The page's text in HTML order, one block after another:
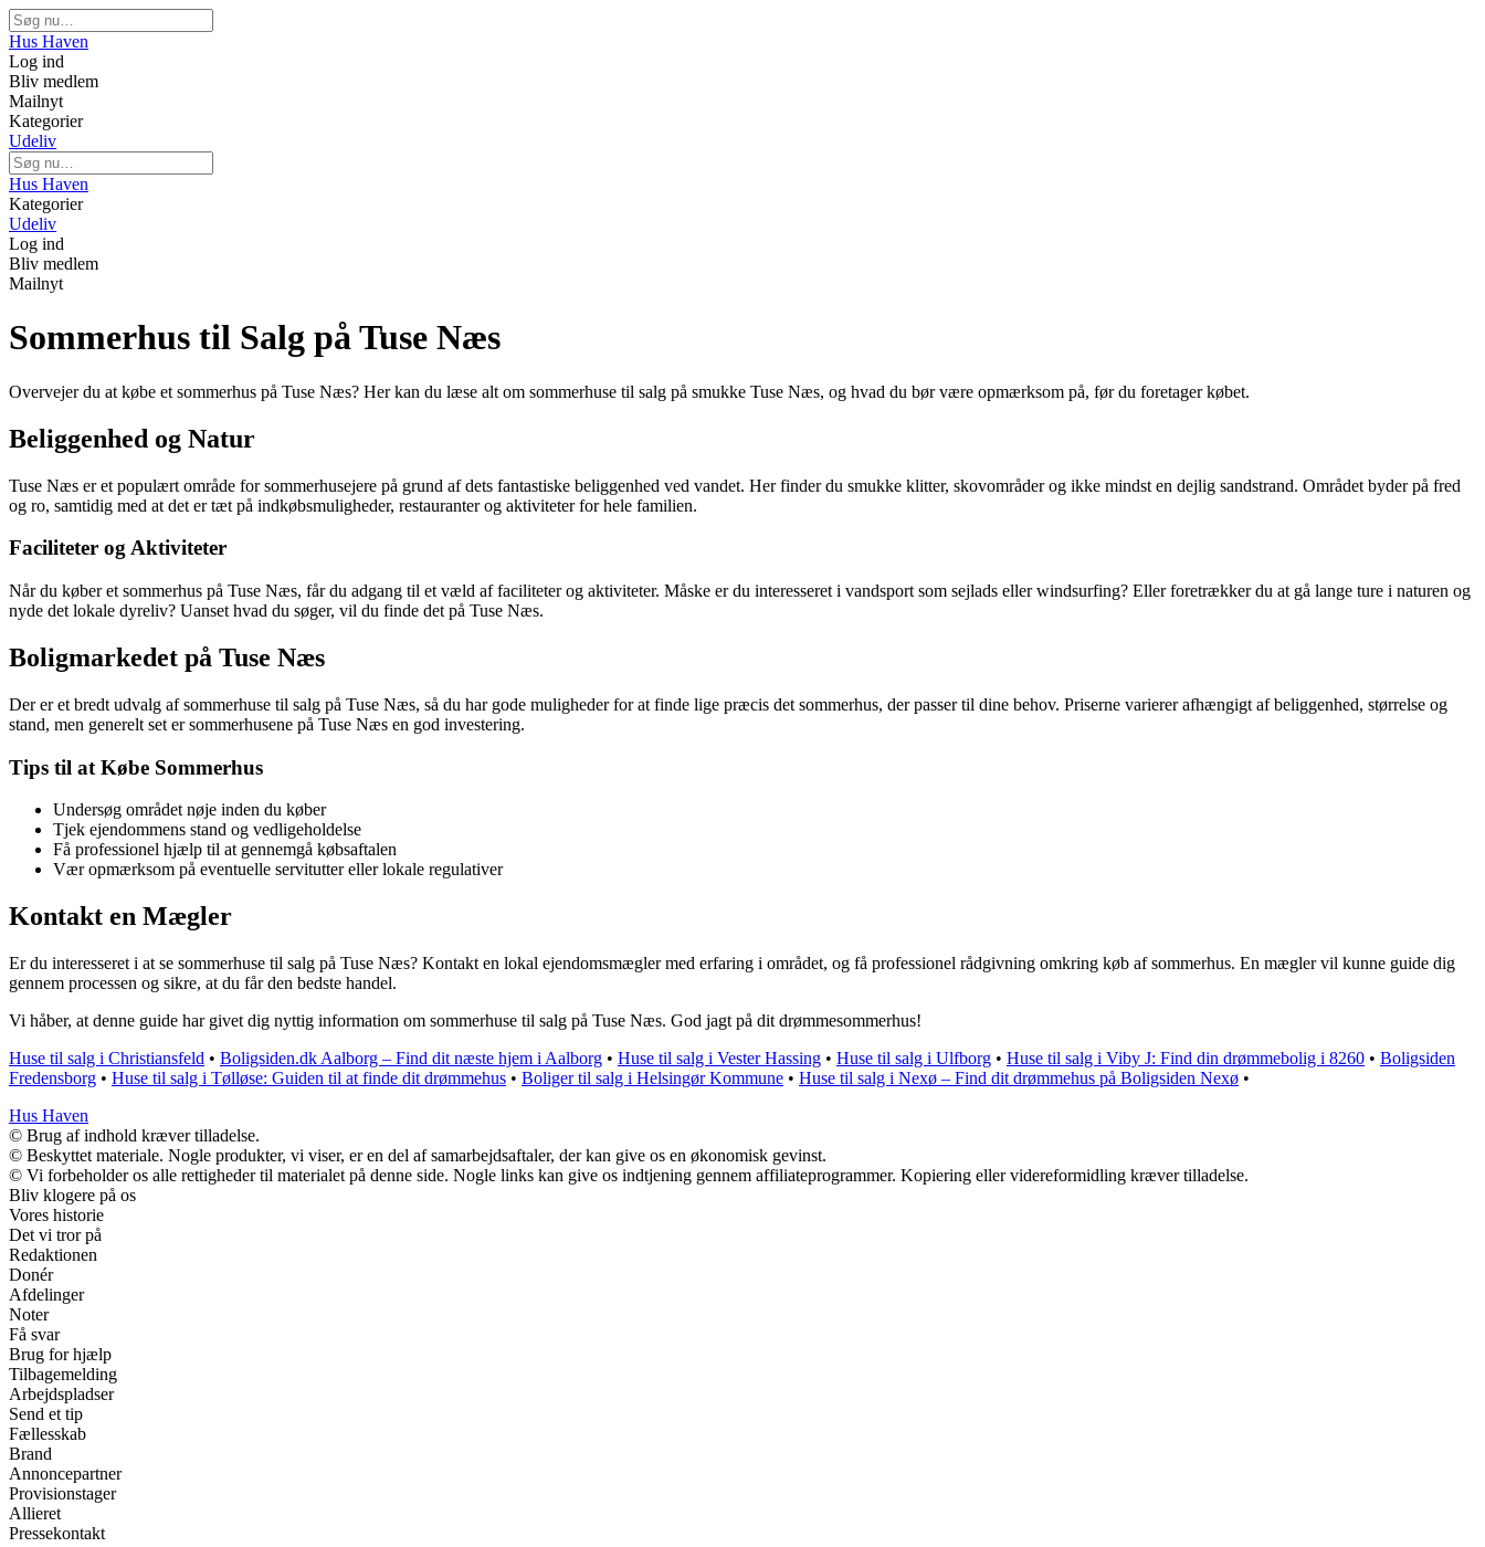
Hus Haven
Log ind
Bliv medlem
Mailnyt
Kategorier
Udeliv
Hus Haven
Kategorier
Udeliv
Log ind
Bliv medlem
Mailnyt
Sommerhus til Salg på Tuse Næs
Overvejer du at købe et sommerhus på Tuse Næs? Her kan du læse alt om sommerhuse til salg på smukke Tuse Næs, og hvad du bør være opmærksom på, før du foretager købet.
Beliggenhed og Natur
Tuse Næs er et populært område for sommerhusejere på grund af dets fantastiske beliggenhed ved vandet. Her finder du smukke klitter, skovområder og ikke mindst en dejlig sandstrand. Området byder på fred
og ro, samtidig med at det er tæt på indkøbsmuligheder, restauranter og aktiviteter for hele familien.
Faciliteter og Aktiviteter
Når du køber et sommerhus på Tuse Næs, får du adgang til et væld af faciliteter og aktiviteter. Måske er du interesseret i vandsport som sejlads eller windsurfing? Eller foretrækker du at gå lange ture i naturen og
nyde det lokale dyreliv? Uanset hvad du søger, vil du finde det på Tuse Næs.
Boligmarkedet på Tuse Næs
Der er et bredt udvalg af sommerhuse til salg på Tuse Næs, så du har gode muligheder for at finde lige præcis det sommerhus, der passer til dine behov. Priserne varierer afhængigt af beliggenhed, størrelse og
stand, men generelt set er sommerhusene på Tuse Næs en god investering.
Tips til at Købe Sommerhus
Undersøg området nøje inden du køber
Tjek ejendommens stand og vedligeholdelse
Få professionel hjælp til at gennemgå købsaftalen
Vær opmærksom på eventuelle servitutter eller lokale regulativer
Kontakt en Mægler
Er du interesseret i at se sommerhuse til salg på Tuse Næs? Kontakt en lokal ejendomsmægler med erfaring i området, og få professionel rådgivning omkring køb af sommerhus. En mægler vil kunne guide dig
gennem processen og sikre, at du får den bedste handel.
Vi håber, at denne guide har givet dig nyttig information om sommerhuse til salg på Tuse Næs. God jagt på dit drømmesommerhus!
Huse til salg i Christiansfeld • Boligsiden.dk Aalborg – Find dit næste hjem i Aalborg • Huse til salg i Vester Hassing • Huse til salg i Ulfborg • Huse til salg i Viby J: Find din drømmebolig i 8260 • Boligsiden
Fredensborg • Huse til salg i Tølløse: Guiden til at finde dit drømmehus • Boliger til salg i Helsingør Kommune • Huse til salg i Nexø – Find dit drømmehus på Boligsiden Nexø •
Hus Haven
© Brug af indhold kræver tilladelse.
© Beskyttet materiale. Nogle produkter, vi viser, er en del af samarbejdsaftaler, der kan give os en økonomisk gevinst.
© Vi forbeholder os alle rettigheder til materialet på denne side. Nogle links kan give os indtjening gennem affiliateprogrammer. Kopiering eller videreformidling kræver tilladelse.
Bliv klogere på os
Vores historie
Det vi tror på
Redaktionen
Donér
Afdelinger
Noter
Få svar
Brug for hjælp
Tilbagemelding
Arbejdspladser
Send et tip
Fællesskab
Brand
Annoncepartner
Provisionstager
Allieret
Pressekontakt